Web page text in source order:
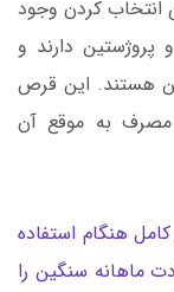
کردن وجود
دارند و
هستند. این قرص
مصرف به موقع آن
هنگام استفاده
ماهانه سنگین را